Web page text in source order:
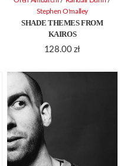
SHADE THEMES FROM
KAIROS
128.00 zł
Stephen O'malley